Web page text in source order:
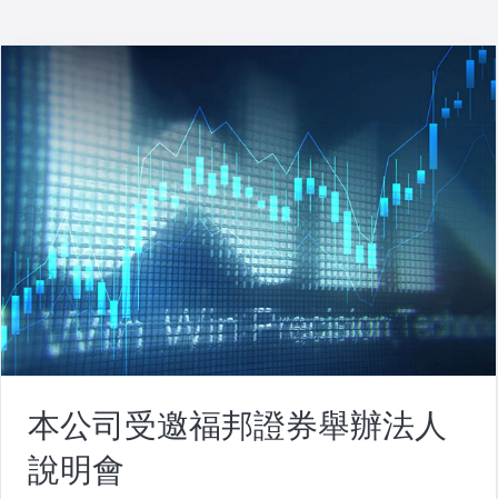
本公司受邀福邦證券舉辦法人
說明會